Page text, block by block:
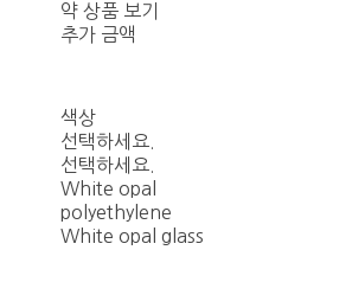
약 상품 보기
추가 금액
색상
선택하세요.
선택하세요.
White opal
polyethylene
White opal glass